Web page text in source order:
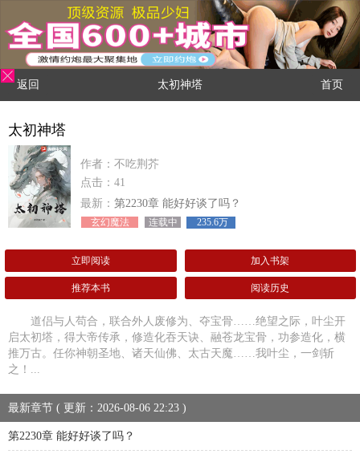
返回 太初神塔 首页
太初神塔
作者：不吃荆芥
点击：41
最新： 第2230章 能好好谈了吗？
玄幻魔法 连载中 235.6万
立即阅读 加入书架
推荐本书 阅读历史
道侣与人苟合，联合外人废修为、夺宝骨……绝望之际，叶尘开
启太初塔，得大帝传承，修造化吞天诀、融苍龙宝骨，功参造化，横
推万古。任你神朝圣地、诸天仙佛、太古天魔……我叶尘，一剑斩
之！...
最新章节 ( 更新：2026-08-06 22:23 )
第2230章 能好好谈了吗？